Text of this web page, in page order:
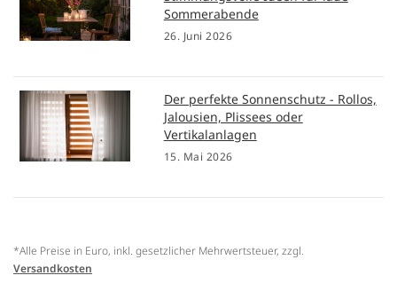
Sommerabende
26. Juni 2026
Der perfekte Sonnenschutz - Rollos,
Jalousien, Plissees oder
Vertikalanlagen
15. Mai 2026
*Alle Preise in Euro, inkl. gesetzlicher Mehrwertsteuer, zzgl.
Versandkosten